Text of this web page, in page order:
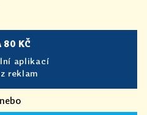
80 KČ
aplikací
reklam
nebo